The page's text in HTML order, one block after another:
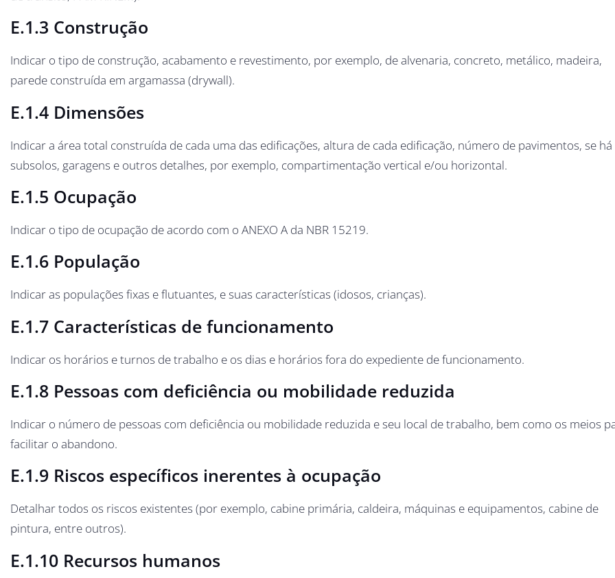
E.1.3 Construção
Indicar o tipo de construção, acabamento e revestimento, por exemplo, de alvenaria, concreto, metálico, madeira,
parede construída em argamassa (drywall).
E.1.4 Dimensões
Indicar a área total construída de cada uma das edificações, altura de cada edificação, número de pavimentos, se há
subsolos, garagens e outros detalhes, por exemplo, compartimentação vertical e/ou horizontal.
E.1.5 Ocupação
Indicar o tipo de ocupação de acordo com o ANEXO A da NBR 15219.
E.1.6 População
Indicar as populações fixas e flutuantes, e suas características (idosos, crianças).
E.1.7 Características de funcionamento
Indicar os horários e turnos de trabalho e os dias e horários fora do expediente de funcionamento.
E.1.8 Pessoas com deficiência ou mobilidade reduzida
Indicar o número de pessoas com deficiência ou mobilidade reduzida e seu local de trabalho, bem como os meios
facilitar o abandono.
E.1.9 Riscos específicos inerentes à ocupação
Detalhar todos os riscos existentes (por exemplo, cabine primária, caldeira, máquinas e equipamentos, cabine de
pintura, entre outros).
E.1.10 Recursos humanos